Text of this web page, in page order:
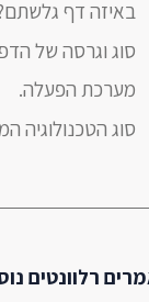
באיזה דף
סוג וגרסה של
מערכת הפעלה.
סוג הטכנולוגיה
רלוונטים